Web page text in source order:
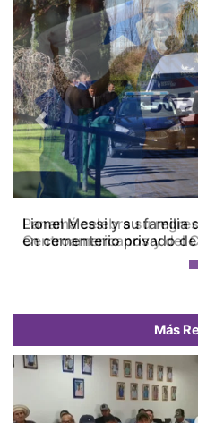
Panamá celebra su
Centroamericanos y del
Previous
Más